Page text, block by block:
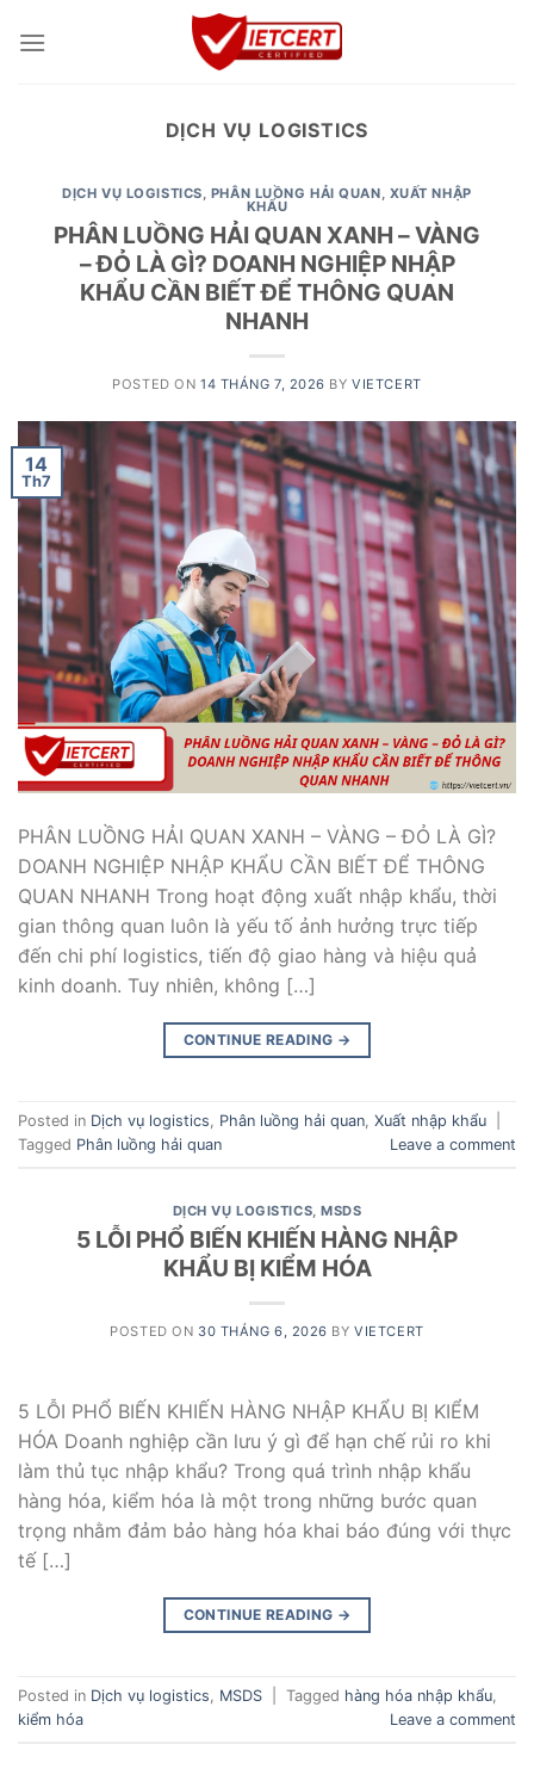
DỊCH VỤ LOGISTICS
DỊCH VỤ LOGISTICS, PHÂN LUỒNG HẢI QUAN, XUẤT NHẬP
KHẨU
PHÂN LUỒNG HẢI QUAN XANH – VÀNG
– ĐỎ LÀ GÌ? DOANH NGHIỆP NHẬP
KHẨU CẦN BIẾT ĐỂ THÔNG QUAN
NHANH
POSTED ON 14 THÁNG 7, 2026 BYVIETCERT
14
Th7
PHÂN LUỒNG HẢI QUAN XANH – VÀNG – ĐỎ LÀ GÌ?
DOANH NGHIỆP NHẬP KHẨU CẦN BIẾT ĐỂ THÔNG
QUAN NHANH Trong hoạt động xuất nhập khẩu, thời
gian thông quan luôn là yếu tố ảnh hưởng trực tiếp
đến chi phí logistics, tiến độ giao hàng và hiệu quả
kinh doanh. Tuy nhiên, không […]
CONTINUE READING →
Posted in Dịch vụ logistics, Phân luồng hải quan, Xuất nhập khẩu
Tagged Phân luồng hải quan Leave a comment
DỊCH VỤ LOGISTICS,MSDS
5 LỖI PHỔ BIẾN KHIẾN HÀNG NHẬP
KHẨU BỊ KIỂM HÓA
POSTED ON 30 THÁNG 6, 2026 BYVIETCERT
5 LỖI PHỔ BIẾN KHIẾN HÀNG NHẬP KHẨU BỊ KIỂM
HÓA Doanh nghiệp cần lưu ý gì để hạn chế rủi ro khi
làm thủ tục nhập khẩu? Trong quá trình nhập khẩu
hàng hóa, kiểm hóa là một trong những bước quan
trọng nhằm đảm bảo hàng hóa khai báo đúng với thực
tế […]
CONTINUE READING →
Posted in Dịch vụ logistics MSDS Tagged hàng hóa nhập khẩu
kiểm hóa
Leave a comment